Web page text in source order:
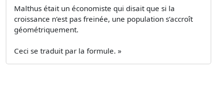
Malthus était un économiste qui disait que si la
croissance n’est pas freinée, une population s’accroît
géométriquement.
Ceci se traduit par la formule. »